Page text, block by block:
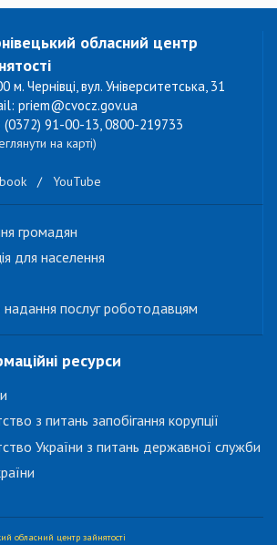
обласний центр
м. Чернівці, вул. Університетська, 31
priem@cvocz.gov.ua
(0372) 91-00-13, 0800-219733
на карті)
/ YouTube
громадян
для населення
послуг роботодавцям
ресурси
з питань запобігання корупції
України з питань державної служби
обласний центр зайнятості